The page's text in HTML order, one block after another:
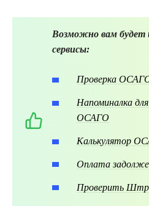
Возможно вам будет
сервисы:
Проверка
Напоминалка
ОСАГО
Калькулятор
Оплата
Проверить